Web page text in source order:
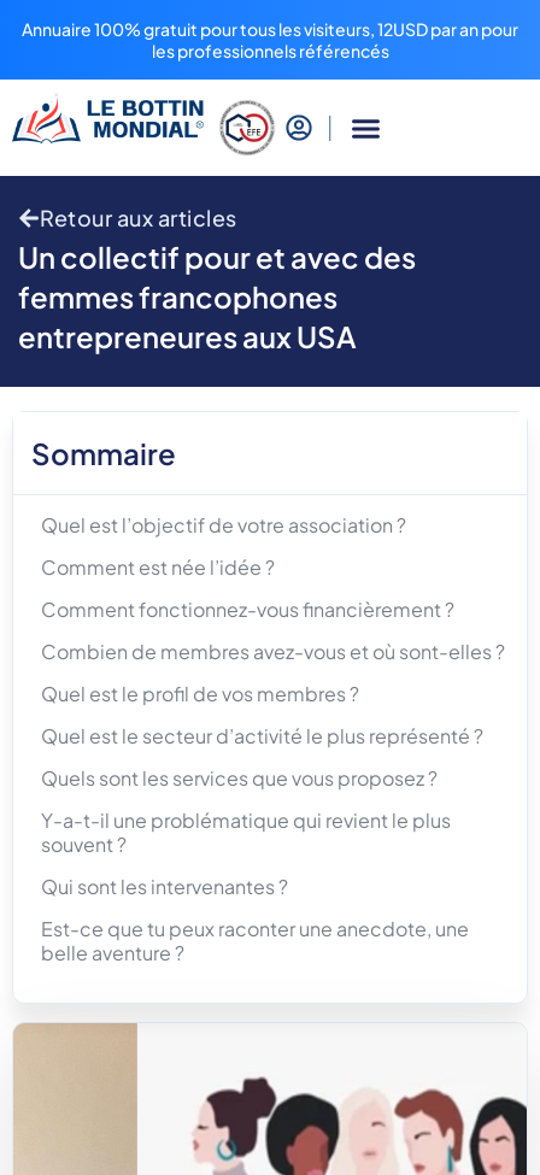
Annuaire 100% gratuit pour tous les visiteurs, 12USD par an pour
les professionnels référencés
Retour aux articles
Un collectif pour et avec des
femmes francophones
entrepreneures aux USA
Sommaire
Quel est l’objectif de votre association ?
Comment est née l’idée ?
Comment fonctionnez-vous financièrement ?
Combien de membres avez-vous et où sont-elles ?
Quel est le profil de vos membres ?
Quel est le secteur d’activité le plus représenté ?
Quels sont les services que vous proposez ?
Y-a-t-il une problématique qui revient le plus
souvent ?
Qui sont les intervenantes ?
Est-ce que tu peux raconter une anecdote, une
belle aventure ?